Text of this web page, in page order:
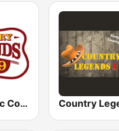
KTPK Classic Country 106.9